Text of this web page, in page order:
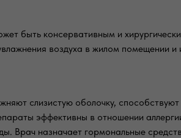
быть консервативным и
воздуха в жилом помещении и
слизистую оболочку,
эффективны в отношении
Врач назначает гормональные